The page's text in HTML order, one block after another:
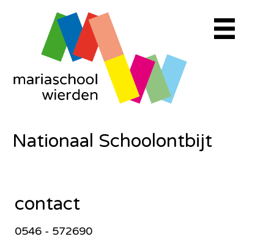
Nationaal Schoolontbijt
contact
0546 - 572690